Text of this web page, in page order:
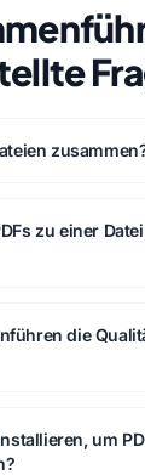
zu einer Datei
die
um